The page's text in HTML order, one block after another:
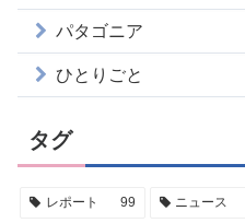
パタゴニア
ひとりごと
タグ
レポート 99 ニュース